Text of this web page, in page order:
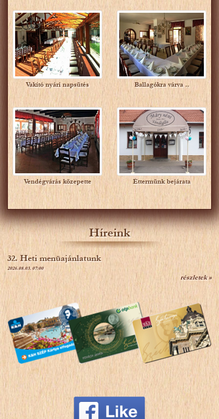
Vakító nyári napsütés Ballagókra várva ..
Vendégvárás közepette Éttermünk bejárata
Híreink
32. Heti menüajánlatunk
2026.08.03. 07:00
részletek »